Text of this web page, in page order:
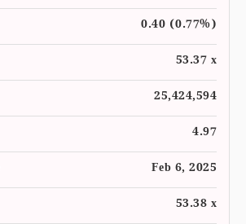
0.40 (0.77%)
53.37 x
25,424,594
4.97
Feb 6, 2025
53.38 x